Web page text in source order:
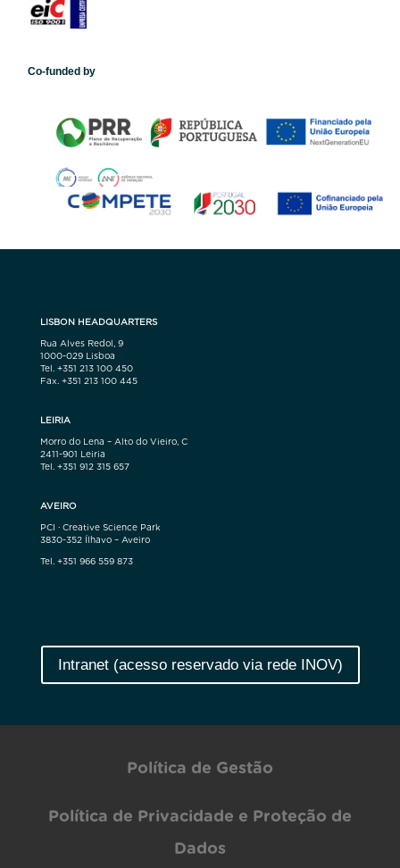
Co-funded by
LISBON HEADQUARTERS
Rua Alves Redol, 9
1000-029 Lisboa
Tel. +351 213 100 450
Fax. +351 213 100 445
LEIRIA
Morro do Lena – Alto do Vieiro, C
2411-901 Leiria
Tel. +351 912 315 657
AVEIRO
PCI · Creative Science Park
3830-352 Ílhavo – Aveiro
Tel. +351 966 559 873
Intranet (acesso reservado via rede INOV)
Política de Gestão
Política de Privacidade e Proteção de
Dados